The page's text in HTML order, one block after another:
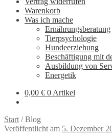
Warenkorb
Was ich mache
Ernährungsberatung
Tierpsychologie
Hundeerziehung
Beschäftigung mit
Ausbildung von
Energetik
0,00 € 0 Artikel
Start /Blog
Veröffentlicht am 5. Dezember